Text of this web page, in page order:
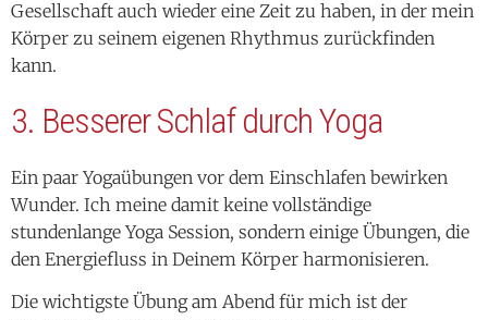
3. Besserer Schlaf durch Yoga
Wunder. Ich meine damit keine vollständige
den Energiefluss in Deinem Körper harmonisieren.
Die wichtigste Übung am Abend für mich ist der
Kopfstand. Im Internet brauchst Du nur „Yoga
Kopfstand“ einzugeben und Du findest viele gute
Anleitungen. Eine 80jährige Workshopteilnehmerin hat